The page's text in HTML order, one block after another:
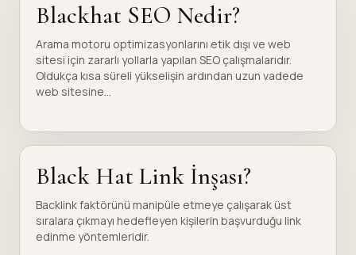
Blackhat SEO Nedir?
Arama motoru optimizasyonlarını etik dışı ve web
sitesi için zararlı yollarla yapılan SEO çalışmalarıdır.
Oldukça kısa süreli yükselişin ardından uzun vadede
web sitesine...
Black Hat Link İnşası?
Backlink faktörünü manipüle etmeye çalışarak üst
sıralara çıkmayı hedefleyen kişilerin başvurduğu link
edinme yöntemleridir.